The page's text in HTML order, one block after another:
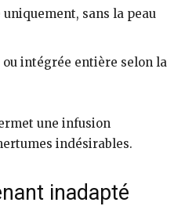
uniquement, sans la peau
intégrée entière selon la
une infusion
indésirables.
inadapté